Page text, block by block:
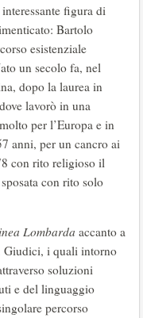
figura di
Bartolo
esistenziale
un secolo fa, nel
dopo la laurea in
lavorò in una
per l’Europa e in
anni, per un cancro ai
con rito religioso il
con rito solo
Lombarda accanto a
Giudici, i quali intorno
soluzioni
e del linguaggio
percorso